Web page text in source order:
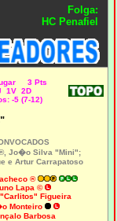
Folga:
HC Penafiel
3 Pts
1V 2D
-5 (7-12)
Jo�o Silva "Mini";
e Artur Carrapatoso
®
Lapa ©
Figueira
Monteiro
Barbosa